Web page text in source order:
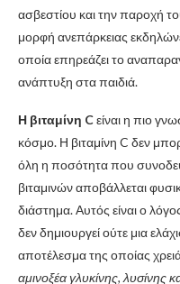
ασβεστίου και την παροχή
μορφή ανεπάρκειας
οποία επηρεάζει το
ανάπτυξη στα παιδιά.
Η βιταμίνη Cείναι η πιο
κόσμο. Η βιταμίνη C δεν
όλη η ποσότητα που
βιταμινών αποβάλλεται
διάστημα. Αυτός είναι ο
δεν δημιουργεί ούτε μια
αποτέλεσμα της οποίας
αμινοξέα γλυκίνης, λυσίνης